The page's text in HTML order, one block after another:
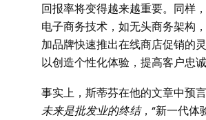
回报率将变得越来越重要。同样
电子商务技术，如无头商务架构
加品牌快速推出在线商店促销的
以创造个性化体验，提高客户忠诚
事实上，斯蒂芬在他的文章中预言
未来是批发业的终结，“新一代体